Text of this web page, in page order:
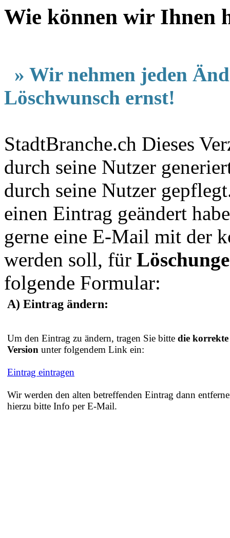
Wie können wir Ihnen
» Wir nehmen jeden
Löschwunsch ernst!
StadtBranche.ch Dieses
durch seine Nutzer
durch seine Nutzer
einen Eintrag geändert
gerne eine E-Mail mit der
werden soll, für
folgende Formular:
A) Eintrag ändern:
Um den Eintrag zu ändern, tragen Sie bitte die korrekte
Version unter folgendem Link ein:
Eintrag eintragen
Wir werden den alten betreffenden Eintrag dann
hierzu bitte Info per E-Mail.